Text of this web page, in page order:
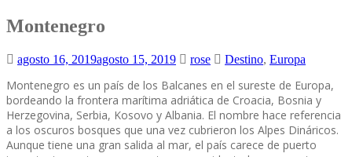
Montenegro
agosto 16, 2019agosto 15, 2019 rose Destino, Europa
Montenegro es un país de los Balcanes en el sureste de Europa,
bordeando la frontera marítima adriática de Croacia, Bosnia y
Herzegovina, Serbia, Kosovo y Albania. El nombre hace referencia
a los oscuros bosques que una vez cubrieron los Alpes Dináricos.
Aunque tiene una gran salida al mar, el país carece de puerto